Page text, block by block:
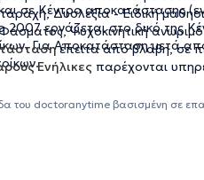
σε Κέντρο αποκατάστασης
εργάζεται στο δικό της
Για Αποκατάσταση μετά
Δυσλεξία - Ειδική
Ψυχοκινητική
έπειτα από βλάβη, σε
Ενήλικες παρέχονται
του doctoranytime βασισμένη σε